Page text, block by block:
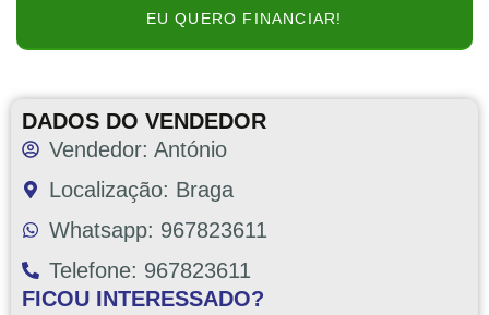
EU QUERO FINANCIAR!
DADOS DO VENDEDOR
Vendedor: António
Localização: Braga
Whatsapp: 967823611
Telefone: 967823611
FICOU INTERESSADO?